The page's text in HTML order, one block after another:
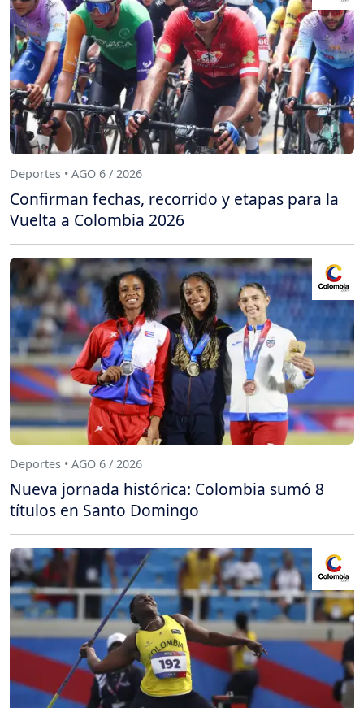
Deportes • AGO 6 / 2026
Confirman fechas, recorrido y etapas para la
Vuelta a Colombia 2026
Deportes • AGO 6 / 2026
Nueva jornada histórica: Colombia sumó 8
títulos en Santo Domingo